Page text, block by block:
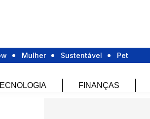
Mulher Sustentável Pet
FINANÇAS